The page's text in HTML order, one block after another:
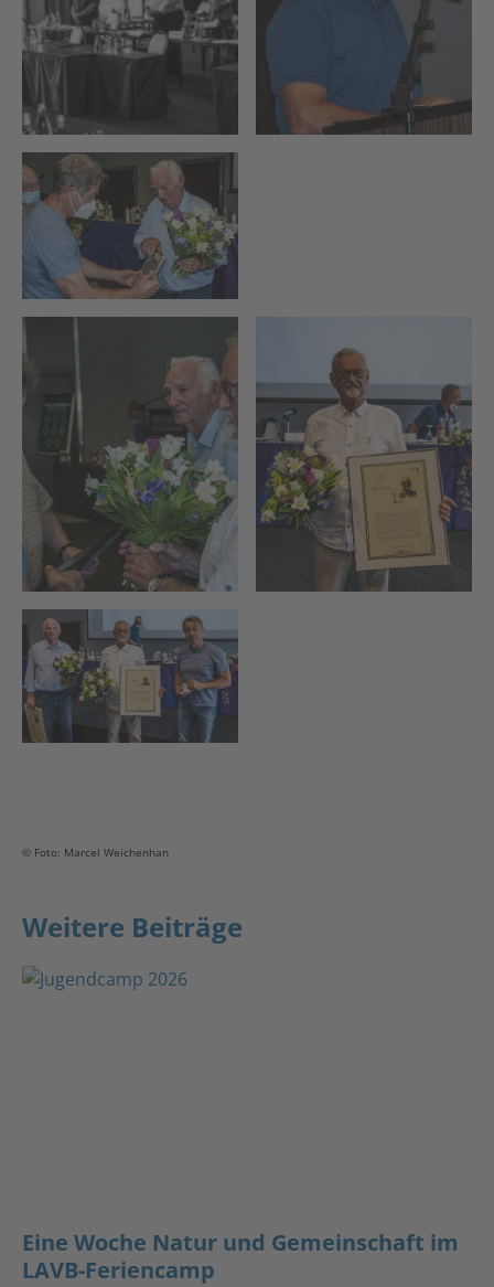
© Foto: Marcel Weichenhan
Weitere Beiträge
Eine Woche Natur und Gemeinschaft im
LAVB-Feriencamp